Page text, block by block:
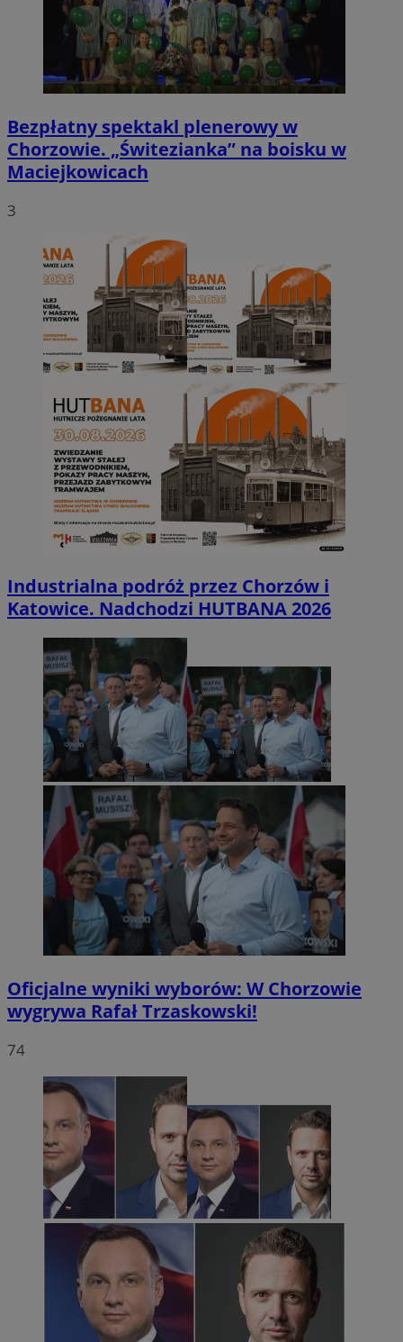
Bezpłatny spektakl plenerowy w
Chorzowie. „Świtezianka” na boisku w
Maciejkowicach
3
Industrialna podróż przez Chorzów i
Katowice. Nadchodzi HUTBANA 2026
Oficjalne wyniki wyborów: W Chorzowie
wygrywa Rafał Trzaskowski!
74